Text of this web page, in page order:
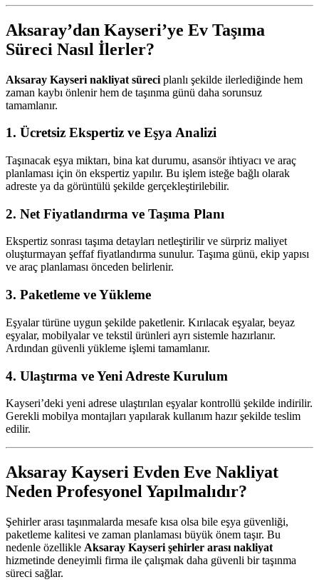
Aksaray’dan Kayseri’ye Ev Taşıma
Süreci Nasıl İlerler?
Aksaray Kayseri nakliyat süreci planlı şekilde ilerlediğinde hem
zaman kaybı önlenir hem de taşınma günü daha sorunsuz
tamamlanır.
1. Ücretsiz Ekspertiz ve Eşya Analizi
Taşınacak eşya miktarı, bina kat durumu, asansör ihtiyacı ve araç
planlaması için ön ekspertiz yapılır. Bu işlem isteğe bağlı olarak
adreste ya da görüntülü şekilde gerçekleştirilebilir.
2. Net Fiyatlandırma ve Taşıma Planı
Ekspertiz sonrası taşıma detayları netleştirilir ve sürpriz maliyet
oluşturmayan şeffaf fiyatlandırma sunulur. Taşıma günü, ekip yapısı
ve araç planlaması önceden belirlenir.
3. Paketleme ve Yükleme
Eşyalar türüne uygun şekilde paketlenir. Kırılacak eşyalar, beyaz
eşyalar, mobilyalar ve tekstil ürünleri ayrı sistemle hazırlanır.
Ardından güvenli yükleme işlemi tamamlanır.
4. Ulaştırma ve Yeni Adreste Kurulum
Kayseri’deki yeni adrese ulaştırılan eşyalar kontrollü şekilde indirilir.
Gerekli mobilya montajları yapılarak kullanım hazır şekilde teslim
edilir.
Aksaray Kayseri Evden Eve Nakliyat
Neden Profesyonel Yapılmalıdır?
Şehirler arası taşınmalarda mesafe kısa olsa bile eşya güvenliği,
paketleme kalitesi ve zaman planlaması büyük önem taşır. Bu
nedenle özellikle Aksaray Kayseri şehirler arası nakliyat
hizmetinde deneyimli firma ile çalışmak daha güvenli bir taşınma
süreci sağlar.